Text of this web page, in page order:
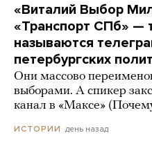
«Виталий Выбор
«Транспорт СПб» —
называются
петербургских
Они массово
выборами. А спикер
канал в «Максе»
ИСТОРИИ день назад